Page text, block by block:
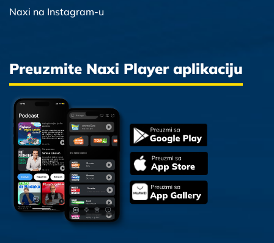
Naxi na Instagram-u
Preuzmite Naxi Player aplikaciju